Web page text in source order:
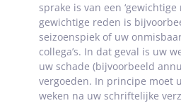
sprake is van een ‘gewichtige
gewichtige reden is
seizoenspiek of uw
collega’s. In dat geval is uw
uw schade (bijvoorbeeld
vergoeden. In principe moet
weken na uw schriftelijke